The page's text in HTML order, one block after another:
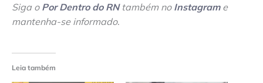
Siga o Por Dentro do RNtambém no Instagrame
mantenha-se informado.
Leia também